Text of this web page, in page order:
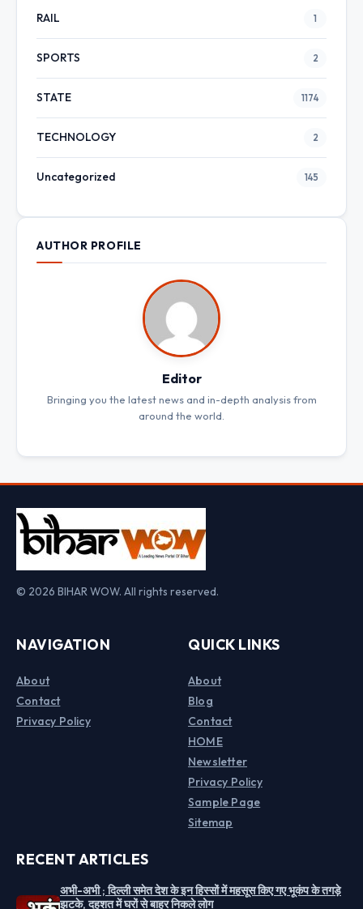
RAIL 1
SPORTS 2
STATE 1174
TECHNOLOGY 2
Uncategorized 145
AUTHOR PROFILE
Editor
Bringing you the latest news and in-depth analysis from
around the world.
© 2026 BIHAR WOW. All rights reserved.
NAVIGATION
About
Contact
Privacy Policy
QUICK LINKS
About
Blog
Contact
HOME
Newsletter
Privacy Policy
Sample Page
Sitemap
RECENT ARTICLES
अभी-अभी ; दिल्ली समेत देश के इन हिस्सों में महसूस किए गए भूकंप के तगड़े
झटके, दहशत में घरों से बाहर निकले लोग